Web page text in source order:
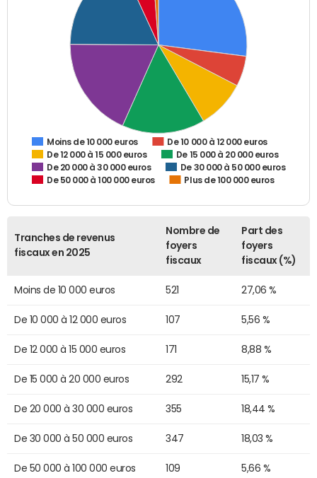
Moins de 10 000 euros
De 10 000 à 12 000 euros
De 12 000 à 15 000 euros
De 15 000 à 20 000 euros
De 20 000 à 30 000 euros
De 30 000 à 50 000 euros
De 50 000 à 100 000 euros
Plus de 100 000 euros
Tranches de revenus
fiscaux en 2025
Nombre de
foyers
fiscaux
Part des
foyers
fiscaux (%)
Moins de 10 000 euros 521 27,06 %
De 10 000 à 12 000 euros 107 5,56 %
De 12 000 à 15 000 euros 171 8,88 %
De 15 000 à 20 000 euros 292 15,17 %
De 20 000 à 30 000 euros 355 18,44 %
De 30 000 à 50 000 euros 347 18,03 %
De 50 000 à 100 000 euros 109 5,66 %